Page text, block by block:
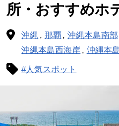
沖縄 那覇 沖縄本島南部
沖縄本島西海岸
沖縄本
所・おすすめホ
#人気スポット